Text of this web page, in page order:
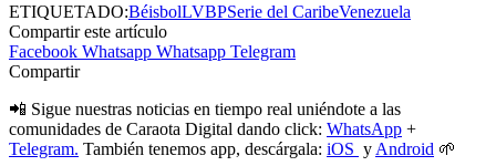
ETIQUETADO:BéisbolLVBPSerie del CaribeVenezuela
Compartir este artículo
Facebook Whatsapp Whatsapp Telegram
Compartir
📲 Sigue nuestras noticias en tiempo real uniéndote a las
comunidades de Caraota Digital dando click: WhatsApp +
Telegram. También tenemos app, descárgala: iOS y Android 🌱